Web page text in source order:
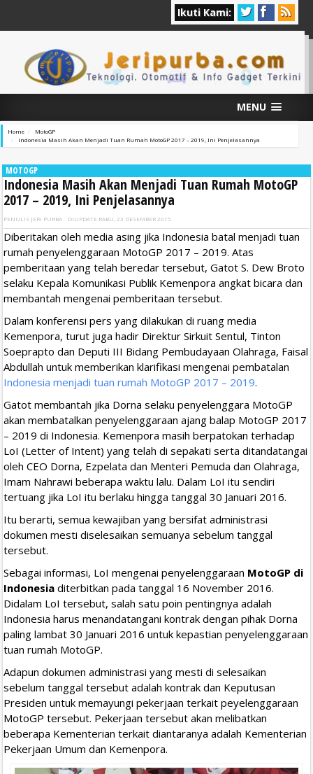
Ikuti Kami:
MENU
Home
MotoGP
Indonesia Masih Akan Menjadi Tuan Rumah MotoGP 2017 – 2019, Ini Penjelasannya
MOTOGP
Indonesia Masih Akan Menjadi Tuan Rumah MotoGP
2017 – 2019, Ini Penjelasannya
PENULIS JERI PURBA DIUPDATE RABU, 23 DESEMBER 2015
Diberitakan oleh media asing jika Indonesia batal menjadi tuan
rumah penyelenggaraan MotoGP 2017 – 2019. Atas
pemberitaan yang telah beredar tersebut, Gatot S. Dew Broto
selaku Kepala Komunikasi Publik Kemenpora angkat bicara dan
membantah mengenai pemberitaan tersebut.
Dalam konferensi pers yang dilakukan di ruang media
Kemenpora, turut juga hadir Direktur Sirkuit Sentul, Tinton
Soeprapto dan Deputi III Bidang Pembudayaan Olahraga, Faisal
Abdullah untuk memberikan klarifikasi mengenai pembatalan
Indonesia menjadi tuan rumah MotoGP 2017 – 2019.
Gatot membantah jika Dorna selaku penyelenggara MotoGP
akan membatalkan penyelenggaraan ajang balap MotoGP 2017
– 2019 di Indonesia. Kemenpora masih berpatokan terhadap
LoI (Letter of Intent) yang telah di sepakati serta ditandatangai
oleh CEO Dorna, Ezpelata dan Menteri Pemuda dan Olahraga,
Imam Nahrawi beberapa waktu lalu. Dalam LoI itu sendiri
tertuang jika LoI itu berlaku hingga tanggal 30 Januari 2016.
Itu berarti, semua kewajiban yang bersifat administrasi
dokumen mesti diselesaikan semuanya sebelum tanggal
tersebut.
Sebagai informasi, LoI mengenai penyelenggaraan MotoGP di
Indonesia diterbitkan pada tanggal 16 November 2016.
Didalam LoI tersebut, salah satu poin pentingnya adalah
Indonesia harus menandatangani kontrak dengan pihak Dorna
paling lambat 30 Januari 2016 untuk kepastian penyelenggaraan
tuan rumah MotoGP.
Adapun dokumen administrasi yang mesti di selesaikan
sebelum tanggal tersebut adalah kontrak dan Keputusan
Presiden untuk memayungi pekerjaan terkait peyelenggaraan
MotoGP tersebut. Pekerjaan tersebut akan melibatkan
beberapa Kementerian terkait diantaranya adalah Kementerian
Pekerjaan Umum dan Kemenpora.